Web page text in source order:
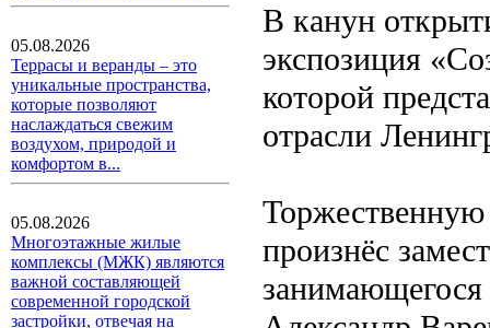
05.08.2026
Террасы и веранды – это
уникальные пространства,
которые позволяют
наслаждаться свежим
воздухом, природой и
комфортом в...
05.08.2026
Многоэтажные жилые
комплексы (МЖК) являются
важной составляющей
современной городской
застройки, отвечая на
В канун
экспозиция
которой
отрасли
произнёс
занимающегося